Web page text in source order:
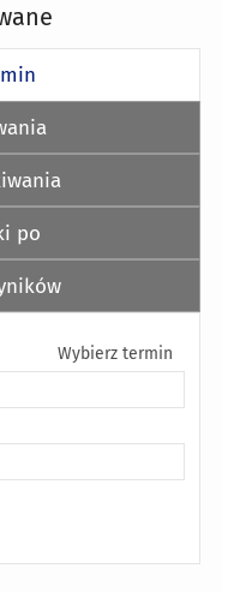
po
Wybierz termin